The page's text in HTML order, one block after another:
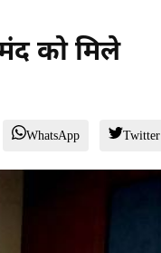
को मिले
WhatsApp Twitter